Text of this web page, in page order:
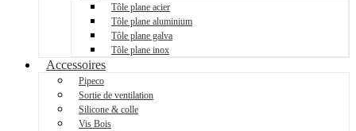
Tôle plane acier
Tôle plane aluminium
Tôle plane galva
Tôle plane inox
Accessoires
Pipeco
Sortie de ventilation
Silicone & colle
Vis Bois